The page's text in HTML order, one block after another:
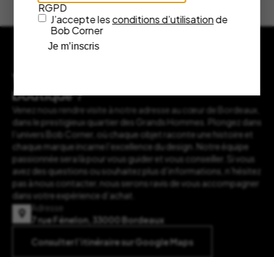
Vous souhaitez nous rendre visite en
boutique ?
Venez nous rendre visite à notre adresse au cœur de Bordeaux,
dans le prestigieux quartier des Grands Hommes. Plongez dans
l’univers Bob Corner, où chaque objet raconte une histoire et
chaque marque incarne l’excellence du design. Notre équipe
passionnée sera là pour vous guider et vous conseiller. Si vous
avez des questions ou souhaitez plus d’informations, n’hésitez
pas à nous contacter, nous serons ravis de vous accompagner
dans votre expérience d’achat.
Adresse
7 rue Fénelon, 33000 Bordeaux
Consulter l’itinéraire sur Google Maps
RGPD
J’accepte lesconditions d’utilisationde
Bob Corner
Je m’inscris